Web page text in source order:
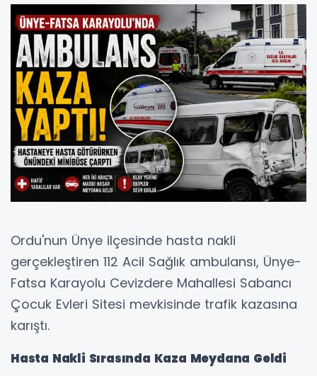
Ordu'nun Ünye ilçesinde hasta nakli
gerçekleştiren 112 Acil Sağlık ambulansı, Ünye-
Fatsa Karayolu Cevizdere Mahallesi Sabancı
Çocuk Evleri Sitesi mevkisinde trafik kazasına
karıştı.
Hasta Nakli Sırasında Kaza Meydana Geldi